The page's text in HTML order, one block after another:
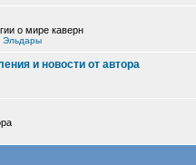
о мире каверн
Эльдары
и новости от автора